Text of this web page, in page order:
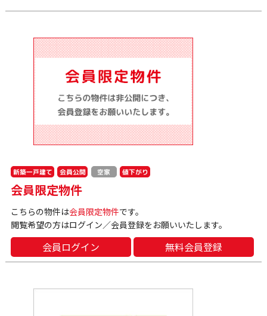
新築一戸建て 会員公開 空家 値下がり
会員限定物件
こちらの物件は会員限定物件です。
閲覧希望の方はログイン／会員登録をお願いいたします。
会員ログイン 無料会員登録